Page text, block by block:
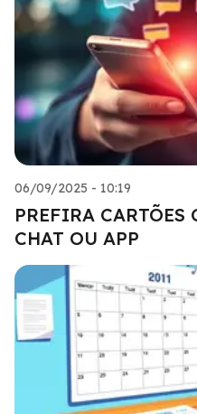
06/09/2025 - 10:19
PREFIRA CARTÕES
CHAT OU APP